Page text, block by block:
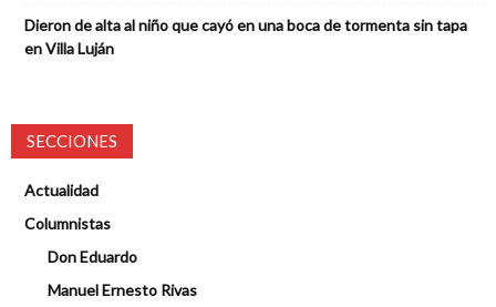
Dieron de alta al niño que cayó en una boca de tormenta sin tapa
en Villa Luján
SECCIONES
Actualidad
Columnistas
Don Eduardo
Manuel Ernesto Rivas